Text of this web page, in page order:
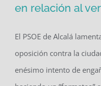
El PP de
en
en relación al
El PSOE de Alcalá
oposición contra la
enésimo intento de